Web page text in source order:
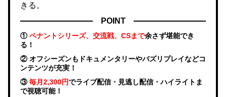
きる。
POINT
①ペナントシリーズ、交流戦、CSまで余さず堪能でき
る！
② オフシーズンもドキュメンタリーやバズリプレイなどコ
ンテンツが充実！
③毎月2,300円でライブ配信・見逃し配信・ハイライトま
で視聴可能！